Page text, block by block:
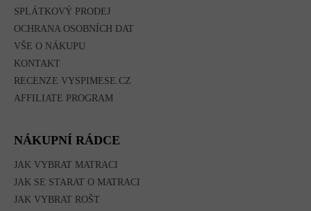
SPLÁTKOVÝ PRODEJ
OCHRANA OSOBNÍCH DAT
VŠE O NÁKUPU
KONTAKT
RECENZE VYSPIMESE.CZ
AFFILIATE PROGRAM
NÁKUPNÍ RÁDCE
JAK VYBRAT MATRACI
JAK SE STARAT O MATRACI
JAK VYBRAT ROŠT